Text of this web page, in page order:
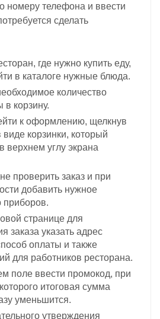
номеру телефона и ввести
сделать
где нужно купить еду,
в каталоге нужные блюда.
количество
в корзину.
к оформлению, щелкнув
виде корзинки, который
верхнем углу экрана
проверить заказ и при
добавить нужное
приборов.
странице для
заказа указать адрес
оплаты и также
для работников ресторана.
поле ввести промокод, при
итоговая сумма
уменьшится.
утверждения